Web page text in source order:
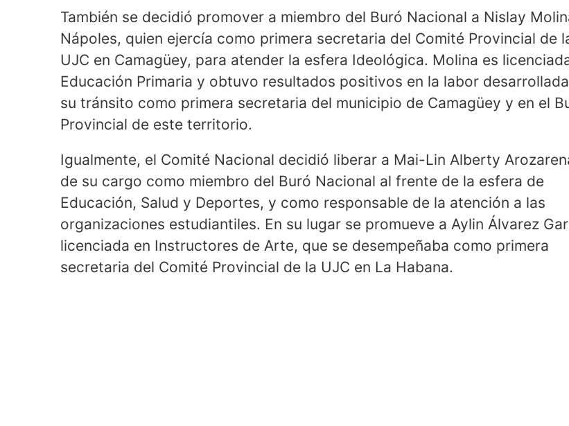
También se decidió promover a miembro del Buró Nacional a Nislay
Nápoles, quien ejercía como primera secretaria del Comité Provincial de
UJC en Camagüey, para atender la esfera Ideológica. Molina es
Educación Primaria y obtuvo resultados positivos en la labor
su tránsito como primera secretaria del municipio de Camagüey y en el
Provincial de este territorio.
Igualmente, el Comité Nacional decidió liberar a Mai-Lin Alberty
de su cargo como miembro del Buró Nacional al frente de la esfera de
Educación, Salud y Deportes, y como responsable de la atención a las
organizaciones estudiantiles. En su lugar se promueve a Aylin Álvarez
licenciada en Instructores de Arte, que se desempeñaba como primera
secretaria del Comité Provincial de la UJC en La Habana.